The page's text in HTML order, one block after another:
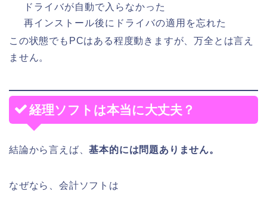
ドライバが自動で入らなかった
再インストール後にドライバの適用を忘れた
この状態でもPCはある程度動きますが、万全とは言え
ません。
経理ソフトは本当に大丈夫？
結論から言えば、基本的には問題ありません。
なぜなら、会計ソフトは